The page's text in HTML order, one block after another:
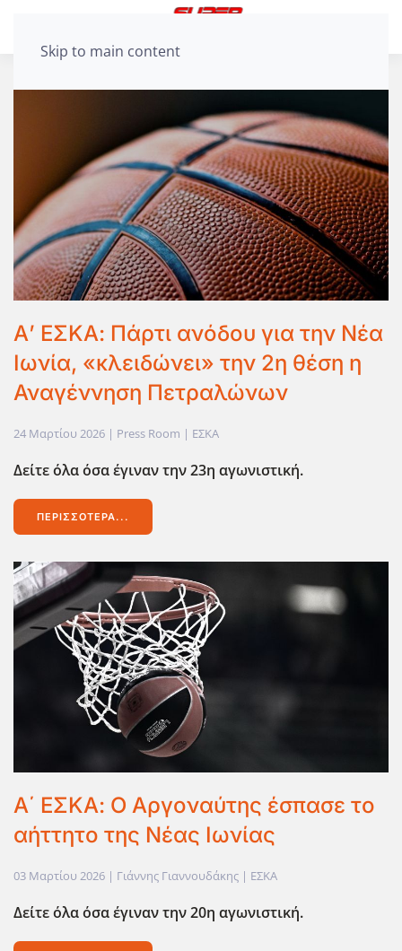
Skip to main content
Α’ ΕΣΚΑ: Πάρτι ανόδου για την Νέα
Ιωνία, «κλειδώνει» την 2η θέση η
Αναγέννηση Πετραλώνων
24 Μαρτίου 2026 | Press Room | ΕΣΚΑ
Δείτε όλα όσα έγιναν την 23η αγωνιστική.
ΠΕΡΙΣΣΌΤΕΡΑ...
Α΄ ΕΣΚΑ: Ο Αργοναύτης έσπασε το
αήττητο της Νέας Ιωνίας
03 Μαρτίου 2026 | Γιάννης Γιαννουδάκης | ΕΣΚΑ
Δείτε όλα όσα έγιναν την 20η αγωνιστική.